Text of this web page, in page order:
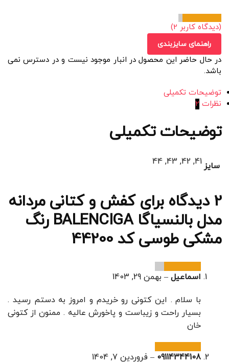
(دیدگاه کاربر 2
)
راهنمای سایزبندی
در حال حاضر این محصول در انبار موجود نیست و در دسترس نمی
باشد.
توضیحات تکمیلی
نظرات 2
توضیحات تکمیلی
سایز41, 42, 43, 44
2 دیدگاه برای
کفش و کتانی مردانه
مدل بالنسیاگا BALENCIGA رنگ
مشکی طوسی کد 44200
اسماعیل – بهمن 29, 1403
با سلام . این کتونی رو خریدم و امروز به دستم رسید .
بسیار راحت و زیباست و پاخورش عالیه . ممنون از کتونی
خان
09114344108
– فروردین 7, 1404